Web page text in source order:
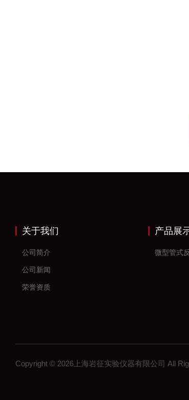
关于我们
公司简介
公司新闻
荣誉资质
产品展
微型管式
Copyright © 2026上海岩征实验仪器有限公司 All